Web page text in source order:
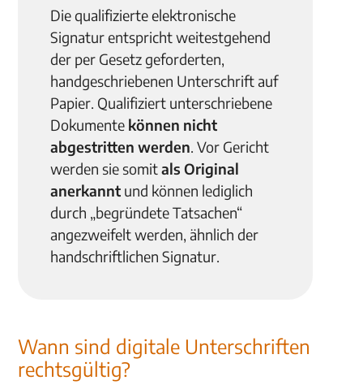
Die qualifizierte elektronische
Signatur entspricht weitestgehend
der per Gesetz geforderten,
handgeschriebenen Unterschrift auf
Papier. Qualifiziert unterschriebene
Dokumente können nicht
abgestritten werden. Vor Gericht
werden sie somitals Original
anerkannt und können lediglich
durch „begründete Tatsachen“
angezweifelt werden, ähnlich der
handschriftlichen Signatur.
Wann sind digitale Unterschriften
rechtsgültig?